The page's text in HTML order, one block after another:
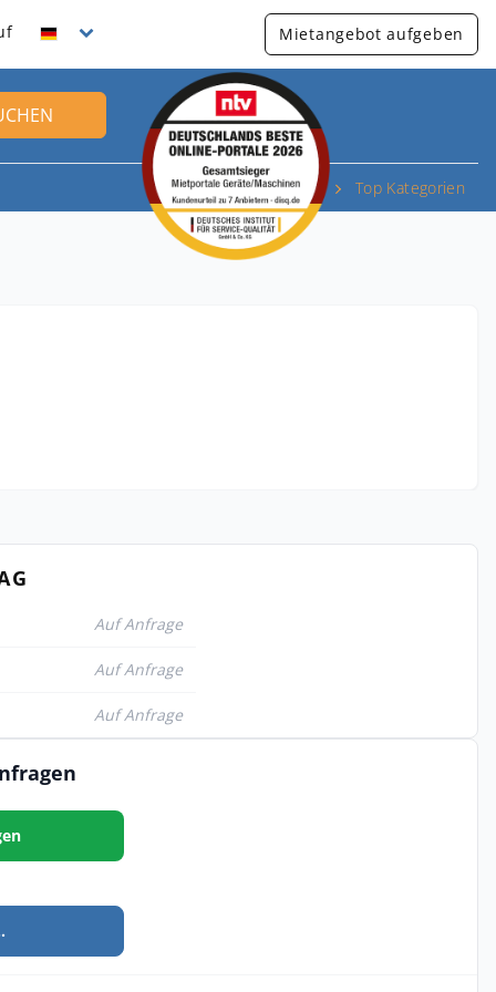
Mietangebot aufgeben
Top Kategorien
Auf Anfrage
Auf Anfrage
Auf Anfrage